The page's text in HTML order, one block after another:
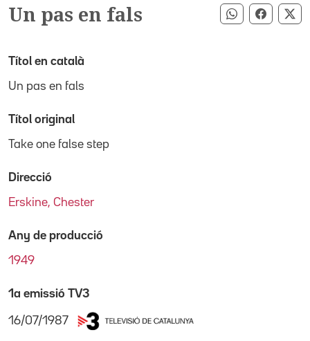
Un pas en fals Compartir
Títol en català
Un pas en fals
Títol original
Take one false step
Direcció
Erskine, Chester
Any de producció
1949
1a emissió TV3
16/07/1987